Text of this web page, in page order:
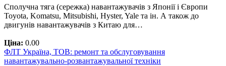
Сполучна тяга (сережка) навантажувачів з Японії і Європи
Toyota, Komatsu, Mitsubishi, Hyster, Yale та ін. А також до
двигунів навантажувачів з Китаю для…
Ціна: 0.00
ФЛТ Україна, ТОВ: ремонт та обслуговування
навантажувально-розвантажувальної техніки